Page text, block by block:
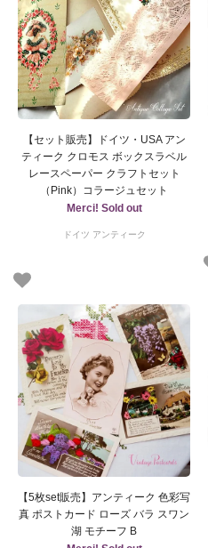
【セット販売】ドイツ・USA アン
ティーク クロモス ボックスラベル
レースペーパー クラフトセット
（Pink）コラージュセット
Merci! Sold out
ドイツ アンティーク
【5枚set販売】アンティーク 色彩写
真 ポストカード ローズ バラ スワン
湖 モチーフ B